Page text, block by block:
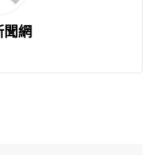
聞網